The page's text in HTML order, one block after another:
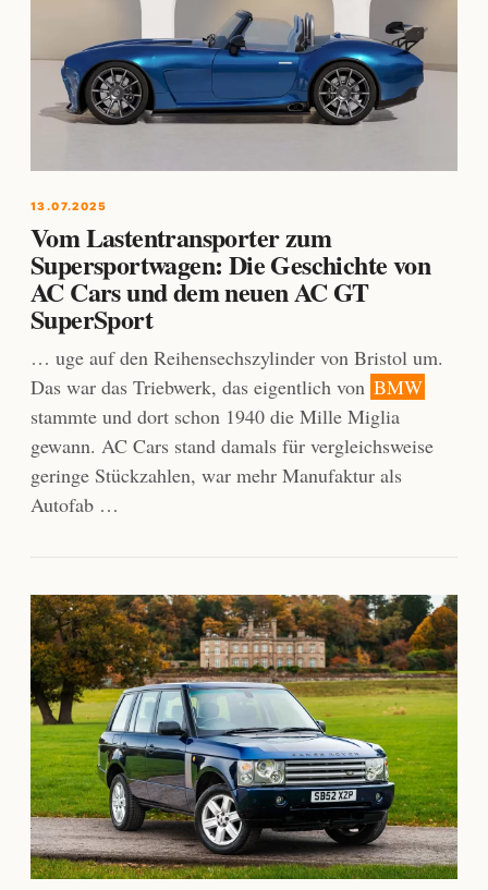
13.07.2025
Vom Lastentransporter zum
Supersportwagen: Die Geschichte von
AC Cars und dem neuen AC GT
SuperSport
… uge auf den Reihensechszylinder von Bristol um.
Das war das Triebwerk, das eigentlich von BMW
stammte und dort schon 1940 die Mille Miglia
gewann. AC Cars stand damals für vergleichsweise
geringe Stückzahlen, war mehr Manufaktur als
Autofab …